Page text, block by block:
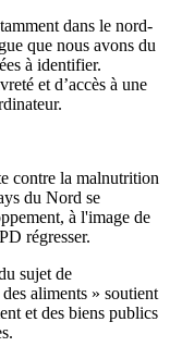
dans le nord-
que nous avons du
à identifier.
et d’accès à une
contre la malnutrition
du Nord se
à l'image de
régresser.
sujet de
aliments » soutient
et des biens publics